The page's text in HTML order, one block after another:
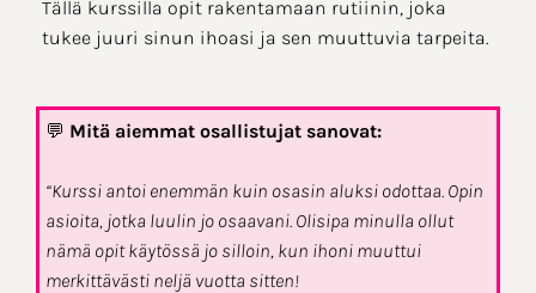
Tällä kurssilla opit rakentamaan rutiinin, joka
tukee juuri sinun ihoasi ja sen muuttuvia tarpeita.
💬 Mitä aiemmat osallistujat sanovat:
“Kurssi antoi enemmän kuin osasin aluksi odottaa. Opin
asioita, jotka luulin jo osaavani. Olisipa minulla ollut
nämä opit käytössä jo silloin, kun ihoni muuttui
merkittävästi neljä vuotta sitten!